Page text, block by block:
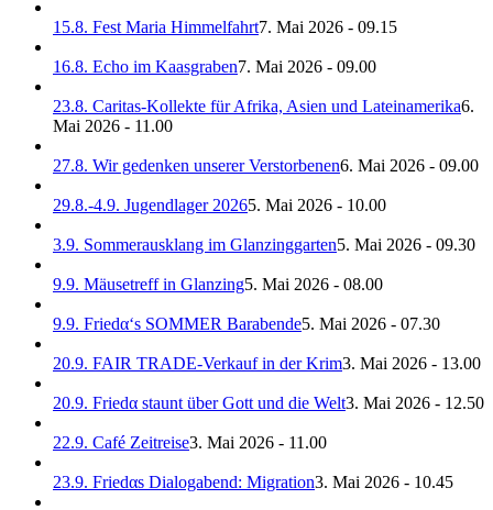
15.8. Fest Maria Himmelfahrt7. Mai 2026 - 09.15
16.8. Echo im Kaasgraben7. Mai 2026 - 09.00
23.8. Caritas-Kollekte für Afrika, Asien und Lateinamerika6.
Mai 2026 - 11.00
27.8. Wir gedenken unserer Verstorbenen6. Mai 2026 - 09.00
29.8.-4.9. Jugendlager 20265. Mai 2026 - 10.00
3.9. Sommerausklang im Glanzinggarten5. Mai 2026 - 09.30
9.9. Mäusetreff in Glanzing5. Mai 2026 - 08.00
9.9. Friedα‘s SOMMER Barabende5. Mai 2026 - 07.30
20.9. FAIR TRADE-Verkauf in der Krim3. Mai 2026 - 13.00
20.9. Friedα staunt über Gott und die Welt3. Mai 2026 - 12.50
22.9. Café Zeitreise3. Mai 2026 - 11.00
23.9. Friedαs Dialogabend: Migration3. Mai 2026 - 10.45